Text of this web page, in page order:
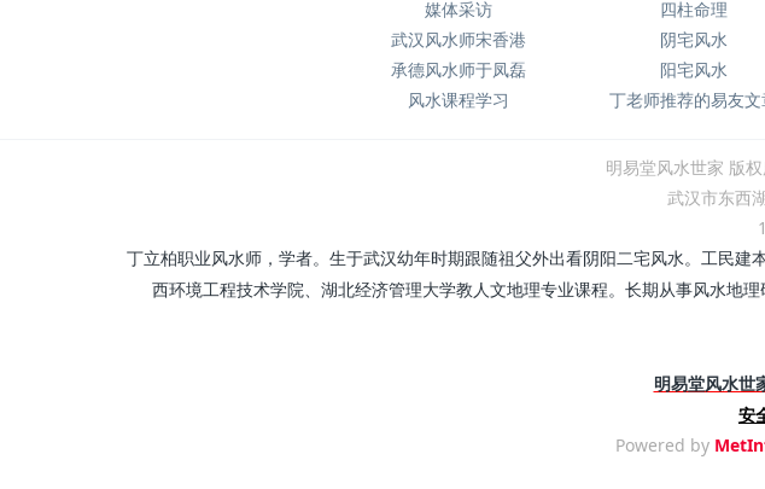
媒体采访
武汉风水师宋香港
承德风水师于凤磊
风水课程学习
四柱命理
阴宅风水
阳宅风水
丁老师推荐的易友文
明易堂风水世家 版
武汉市东西
丁立柏职业风水师，学者。生于武汉幼年时期跟随祖父外出看阴阳二宅风水。工民
西环境工程技术学院、湖北经济管理大学教人文地理专业课程。长期从事风水地
明易堂风水世
安
Powered by